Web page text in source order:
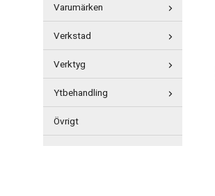
Varumärken
Verkstad
Verktyg
Ytbehandling
Övrigt